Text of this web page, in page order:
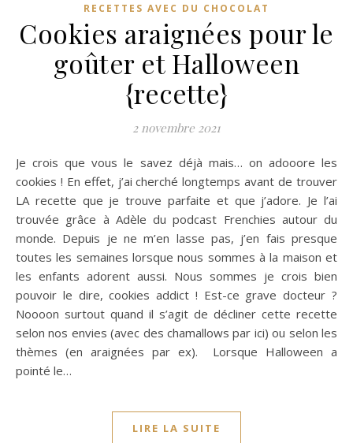
RECETTES AVEC DU CHOCOLAT
Cookies araignées pour le
goûter et Halloween
{recette}
2 novembre 2021
Je crois que vous le savez déjà mais… on adooore les
cookies ! En effet, j’ai cherché longtemps avant de trouver
LA recette que je trouve parfaite et que j’adore. Je l’ai
trouvée grâce à Adèle du podcast Frenchies autour du
monde. Depuis je ne m’en lasse pas, j’en fais presque
toutes les semaines lorsque nous sommes à la maison et
les enfants adorent aussi. Nous sommes je crois bien
pouvoir le dire, cookies addict ! Est-ce grave docteur ?
Noooon surtout quand il s’agit de décliner cette recette
selon nos envies (avec des chamallows par ici) ou selon les
thèmes (en araignées par ex). Lorsque Halloween a
pointé le…
LIRE LA SUITE